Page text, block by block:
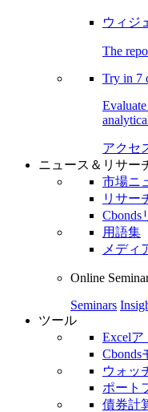
ウィジ
The
Try in 7
アクセ
ニュース＆リサー
市場ニ
リサー
Cbonds
用語集
メディ
Online
Seminars
ツール
Excelア
Cbonds
ウォッ
ポート
債券計